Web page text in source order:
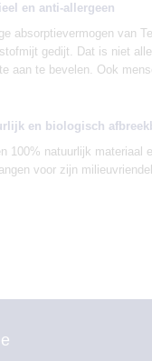
en anti-allergeen
absorptievermogen van
gedijt. Dat is niet
aan te bevelen. Ook
en biologisch
100% natuurlijk materiaal
voor zijn